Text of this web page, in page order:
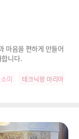
마음을 편하게 만들어
니다.
미 테크닉왕 마리아